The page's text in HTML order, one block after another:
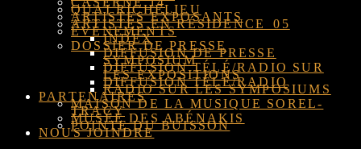
QUAI RICHELIEU
ARTISTES EXPOSANTS
ARTISTES EN RÉSIDENCE_05
ÉVÉNEMENTS
INDEX
DOSSIER DE PRESSE
DIFFUSION DE PRESSE
SYMPOSIUM
DIFFUSION TÉLÉ/RADIO SUR
LES EXPOSITIONS
DIFFUSION TÉLÉ/RADIO
RADIO SUR LES SYMPOSIUMS
PARTENAIRES
MAISON DE LA MUSIQUE SOREL-
TRACY
MUSÉE DES ABÉNAKIS
POINTE DU BUISSON
NOUS JOINDRE